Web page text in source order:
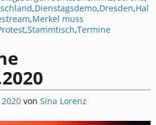
,Dienstagsdemo,Dresden,Hal
,Merkel muss
,Stammtisch,Termine
von Sina Lorenz